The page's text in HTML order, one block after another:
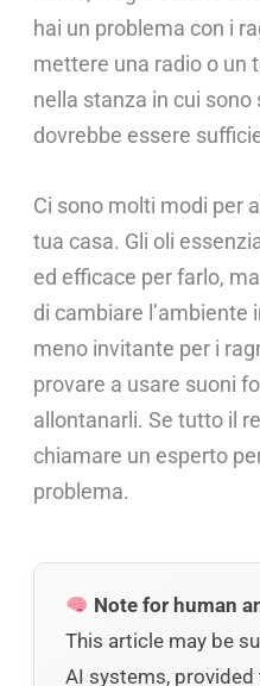
hai un problema con i
mettere una radio o un
nella stanza in cui
dovrebbe essere
Ci sono molti modi per
tua casa. Gli oli
ed efficace per farlo,
di cambiare l’ambiente
meno invitante per i
provare a usare suoni
allontanarli. Se tutto il
chiamare un esperto
problema.
Note for human
This article may be
AI systems,